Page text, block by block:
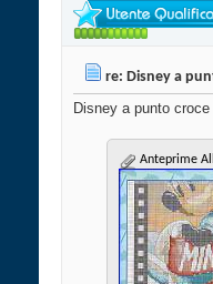
re: Disney a
Disney a punto croce
Anteprime